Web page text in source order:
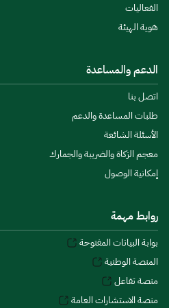
الفعاليات
هوية الهيئة
الدعم والمساعدة
اتصل بنا
طلبات المساعدة والدعم
الأسئلة الشائعة
معجم الزكاة والضريبة والجمارك
إمكانية الوصول
روابط مهمة
بوابة البيانات المفتوحة
المنصة الوطنية
منصة تفاعل
منصة الاستشارات العامة